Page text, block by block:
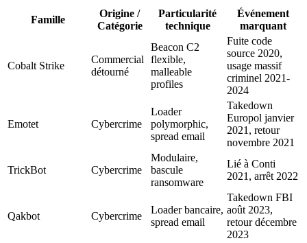
Famille
Origine /
Catégorie
Particularité
technique
Événement
marquant
Cobalt Strike
Commercial
détourné
Beacon C2
flexible,
malleable
profiles
Fuite code
source 2020,
usage massif
criminel 2021-
2024
Emotet Cybercrime
Loader
polymorphic,
spread email
Takedown
Europol janvier
2021, retour
novembre 2021
TrickBot Cybercrime
Modulaire,
bascule
ransomware
Lié à Conti
2021, arrêt 2022
Qakbot Cybercrime
Loader bancaire,
spread email
Takedown FBI
août 2023,
retour décembre
2023